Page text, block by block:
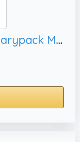
Gelindo Militarypack Militarypack Mochila táctica militar, camuflaje